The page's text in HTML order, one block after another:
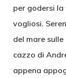
per godersi la
vogliosi.
del mare
cazzo di
appena